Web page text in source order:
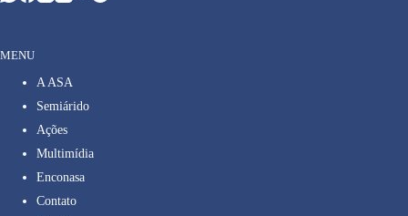
MENU
A ASA
Semiárido
Ações
Multimídia
Enconasa
Contato